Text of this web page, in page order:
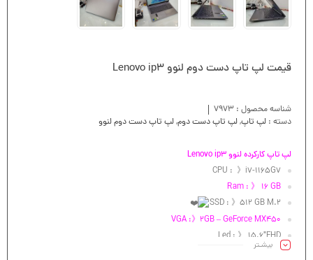
قیمت لپ تاپ دست دوم لنوو Lenovo ip3
شناسه محصول : 7973
دسته : لپ تاپ,لپ تاپ دست دوم,لپ تاپ دست دوم لنوو
لپ تاپ کارکرده لنوو Lenovo ip3
CPU : 》i7-1165G7
Ram : 》 16 GB
SSD : 》512 GB M.2
VGA :》2GB – GeForce MX450
Led : 》 15.6″FHD
بیشـتر